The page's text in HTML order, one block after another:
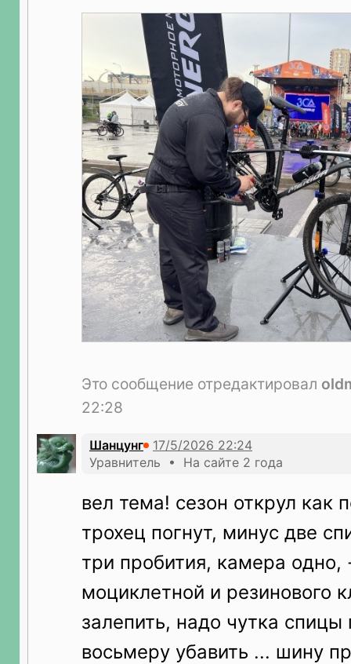
Это сообщение отредактировал
22:28
Шанцунг
Уравнитель • На сайте 2 года
вел тема! сезон открул как
трохец погнут, минус две
три пробития, камера одно,
моциклетной и резинового
залепить, надо чутка
восьмеру убавить ... шину